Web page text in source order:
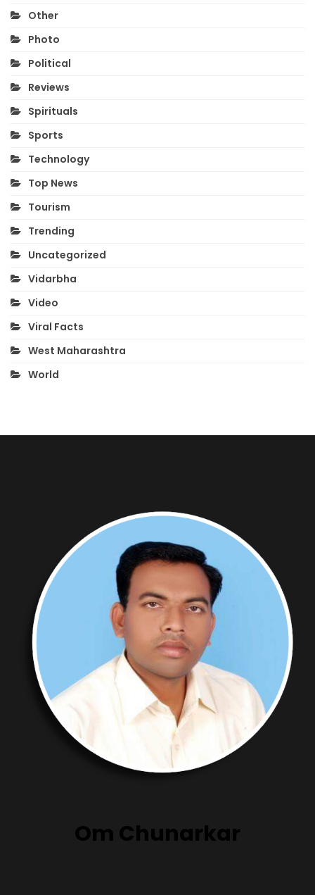
Other
Photo
Political
Reviews
Spirituals
Sports
Technology
Top News
Tourism
Trending
Uncategorized
Vidarbha
Video
Viral Facts
West Maharashtra
World
Om Chunarkar